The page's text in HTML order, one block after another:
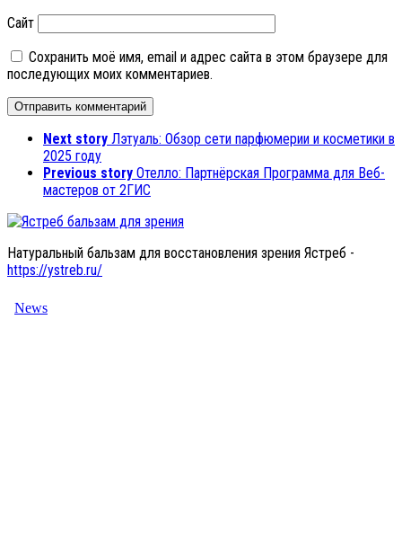
Сайт
Сохранить моё имя, email и адрес сайта в этом браузере для
последующих моих комментариев.
Next story Лэтуаль: Обзор сети парфюмерии и косметики в
2025 году
Previous story Отелло: Партнёрская Программа для Веб-
мастеров от 2ГИС
Натуральный бальзам для восстановления зрения Ястреб -
https://ystreb.ru/